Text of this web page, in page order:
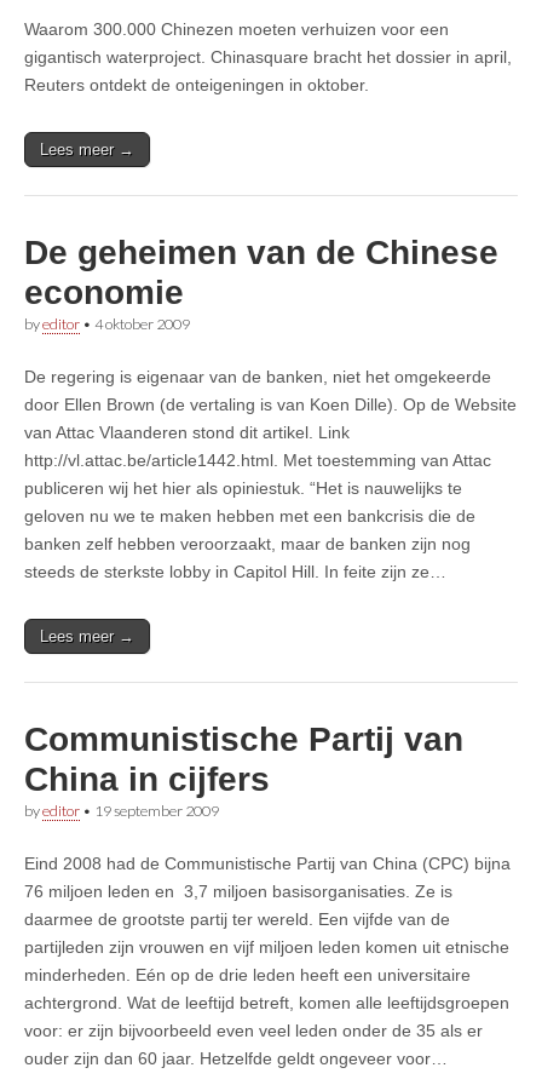
Waarom 300.000 Chinezen moeten verhuizen voor een
gigantisch waterproject. Chinasquare bracht het dossier in april,
Reuters ontdekt de onteigeningen in oktober.
Lees meer →
De geheimen van de Chinese
economie
byeditor • 4 oktober 2009
De regering is eigenaar van de banken, niet het omgekeerde
door Ellen Brown (de vertaling is van Koen Dille). Op de Website
van Attac Vlaanderen stond dit artikel. Link
http://vl.attac.be/article1442.html. Met toestemming van Attac
publiceren wij het hier als opiniestuk. “Het is nauwelijks te
geloven nu we te maken hebben met een bankcrisis die de
banken zelf hebben veroorzaakt, maar de banken zijn nog
steeds de sterkste lobby in Capitol Hill. In feite zijn ze…
Lees meer →
Communistische Partij van
China in cijfers
byeditor • 19 september 2009
Eind 2008 had de Communistische Partij van China (CPC) bijna
76 miljoen leden en 3,7 miljoen basisorganisaties. Ze is
daarmee de grootste partij ter wereld. Een vijfde van de
partijleden zijn vrouwen en vijf miljoen leden komen uit etnische
minderheden. Eén op de drie leden heeft een universitaire
achtergrond. Wat de leeftijd betreft, komen alle leeftijdsgroepen
voor: er zijn bijvoorbeeld even veel leden onder de 35 als er
ouder zijn dan 60 jaar. Hetzelfde geldt ongeveer voor…